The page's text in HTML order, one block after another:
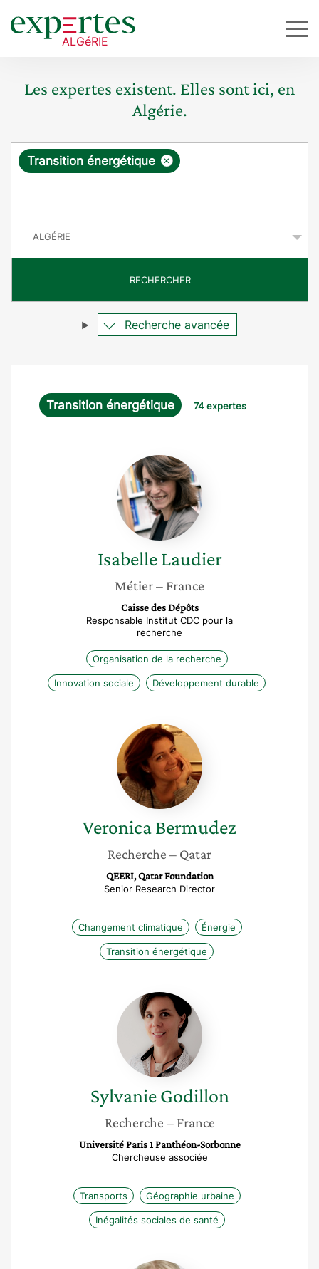
Les expertes existent. Elles sont ici, en
Algérie.
R
ê
e
×
Transition énergétique
RECHERCHER
Recherche avancée
Transition énergétique 74 expertes
Isabelle
Laudier
Isabelle Laudier
Métier– France
Caisse des Dépôts
Responsable Institut CDC pour la
recherche
Organisation de la recherche
Innovation sociale Développement durable
Veronica
Bermudez
VeronicaBermudez
Recherche – Qatar
QEERI, Qatar Foundation
Senior Research Director
Changement climatique Énergie
Transition énergétique
Sylvanie
Godillon
Sylvanie Godillon
Recherche – France
Université Paris 1 Panthéon-Sorbonne
Chercheuse associée
Transports Géographie urbaine
Inégalités sociales de santé